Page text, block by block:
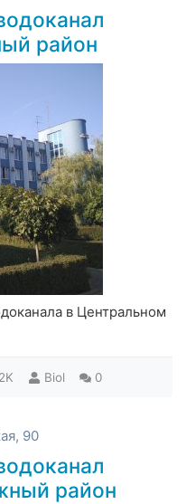
район
в Центральном
Biol 0
90
район